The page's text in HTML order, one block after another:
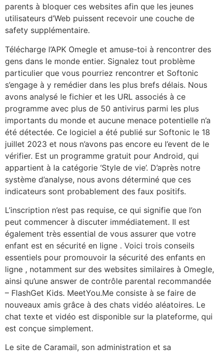
parents à bloquer ces websites afin que les jeunes
utilisateurs d’Web puissent recevoir une couche de
safety supplémentaire.
Télécharge l’APK Omegle et amuse-toi à rencontrer des
gens dans le monde entier. Signalez tout problème
particulier que vous pourriez rencontrer et Softonic
s’engage à y remédier dans les plus brefs délais. Nous
avons analysé le fichier et les URL associés à ce
programme avec plus de 50 antivirus parmi les plus
importants du monde et aucune menace potentielle n’a
été détectée. Ce logiciel a été publié sur Softonic le 18
juillet 2023 et nous n’avons pas encore eu l’event de le
vérifier. Est un programme gratuit pour Android, qui
appartient à la catégorie ‘Style de vie’. D’après notre
système d’analyse, nous avons déterminé que ces
indicateurs sont probablement des faux positifs.
L’inscription n’est pas requise, ce qui signifie que l’on
peut commencer à discuter immédiatement. Il est
également très essential de vous assurer que votre
enfant est en sécurité en ligne . Voici trois conseils
essentiels pour promouvoir la sécurité des enfants en
ligne , notamment sur des websites similaires à Omegle,
ainsi qu’une answer de contrôle parental recommandée
– FlashGet Kids. MeetYou.Me consiste à se faire de
nouveaux amis grâce à des chats vidéo aléatoires. Le
chat texte et vidéo est disponible sur la plateforme, qui
est conçue simplement.
Le site de Caramail, son administration et sa